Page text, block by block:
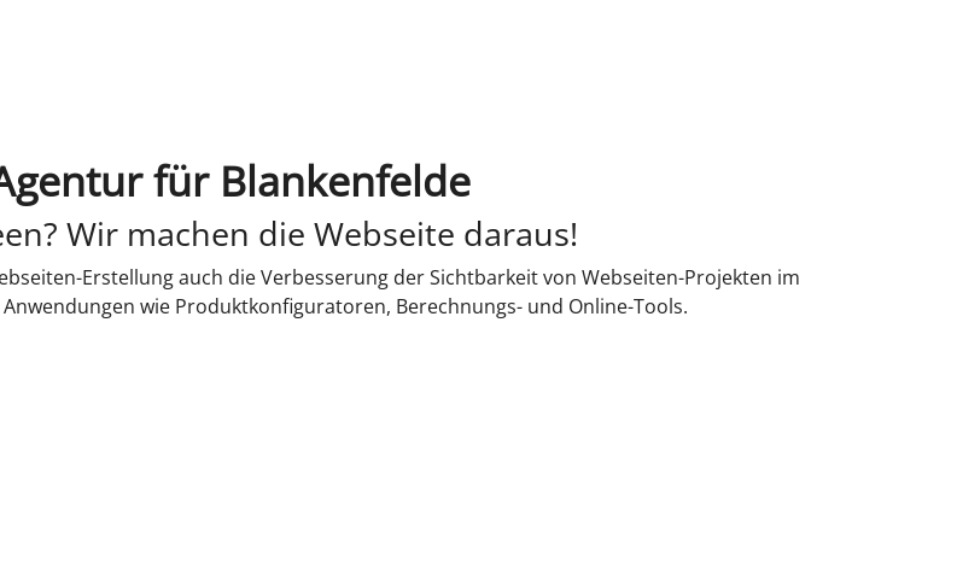
für Blankenfelde
Wir machen die Webseite daraus!
Erstellung auch die Verbesserung der Sichtbarkeit von Webseiten-Projekten im
wie Produktkonfiguratoren, Berechnungs- und Online-Tools.